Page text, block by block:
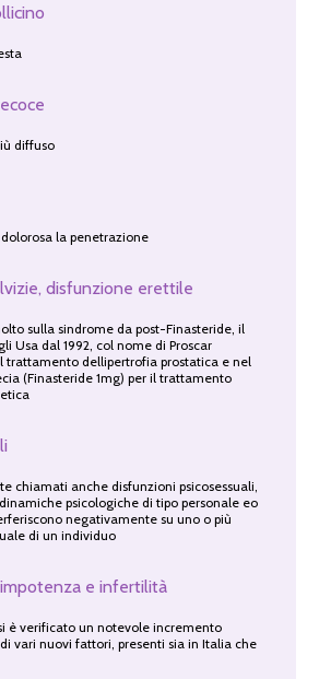
diffuso
la penetrazione
disfunzione erettile
sulla sindrome da post-Finasteride, il
Usa dal 1992, col nome di Proscar
trattamento dellipertrofia prostatica e nel
(Finasteride 1mg) per il trattamento
chiamati anche disfunzioni psicosessuali,
psicologiche di tipo personale eo
negativamente su uno o più
di un individuo
e infertilità
è verificato un notevole incremento
vari nuovi fattori, presenti sia in Italia che